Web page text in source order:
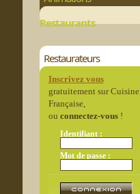
Restaurants
Restaurateurs
Inscrivez vous
gratuitement sur Cuisine
Française,
ou connectez-vous!
Identifiant :
Mot de passe :